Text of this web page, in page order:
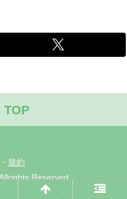
・ 規約
Reserved.
載・使用を禁じます